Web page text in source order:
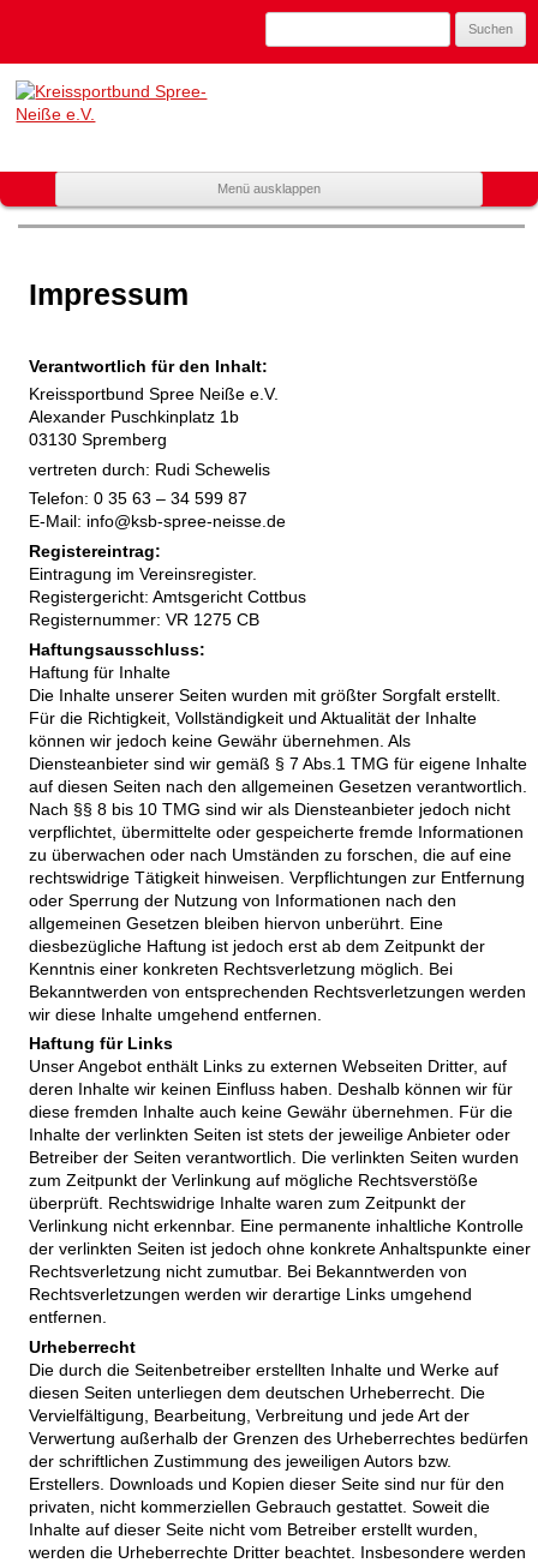
nach:
Kreissportbund
Spree-Neiße
Mitglied
Brandenburg
Menü ausklappen
Inhalt
Impressum
Verantwortlich für den Inhalt:
Kreissportbund Spree Neiße e.V.
Alexander Puschkinplatz 1b
03130 Spremberg
vertreten durch: Rudi Schewelis
Telefon: 0 35 63 – 34 599 87
E-Mail: info@ksb-spree-neisse.de
Registereintrag:
Eintragung im Vereinsregister.
Registergericht: Amtsgericht Cottbus
Registernummer: VR 1275 CB
Haftungsausschluss:
Haftung für Inhalte
Die Inhalte unserer Seiten wurden mit größter Sorgfalt erstellt.
Für die Richtigkeit, Vollständigkeit und Aktualität der Inhalte
können wir jedoch keine Gewähr übernehmen. Als
Diensteanbieter sind wir gemäß § 7 Abs.1 TMG für eigene Inhalte
auf diesen Seiten nach den allgemeinen Gesetzen verantwortlich.
Nach §§ 8 bis 10 TMG sind wir als Diensteanbieter jedoch nicht
verpflichtet, übermittelte oder gespeicherte fremde Informationen
zu überwachen oder nach Umständen zu forschen, die auf eine
rechtswidrige Tätigkeit hinweisen. Verpflichtungen zur Entfernung
oder Sperrung der Nutzung von Informationen nach den
allgemeinen Gesetzen bleiben hiervon unberührt. Eine
diesbezügliche Haftung ist jedoch erst ab dem Zeitpunkt der
Kenntnis einer konkreten Rechtsverletzung möglich. Bei
Bekanntwerden von entsprechenden Rechtsverletzungen werden
wir diese Inhalte umgehend entfernen.
Haftung für Links
Unser Angebot enthält Links zu externen Webseiten Dritter, auf
deren Inhalte wir keinen Einfluss haben. Deshalb können wir für
diese fremden Inhalte auch keine Gewähr übernehmen. Für die
Inhalte der verlinkten Seiten ist stets der jeweilige Anbieter oder
Betreiber der Seiten verantwortlich. Die verlinkten Seiten wurden
zum Zeitpunkt der Verlinkung auf mögliche Rechtsverstöße
überprüft. Rechtswidrige Inhalte waren zum Zeitpunkt der
Verlinkung nicht erkennbar. Eine permanente inhaltliche Kontrolle
der verlinkten Seiten ist jedoch ohne konkrete Anhaltspunkte einer
Rechtsverletzung nicht zumutbar. Bei Bekanntwerden von
Rechtsverletzungen werden wir derartige Links umgehend
entfernen.
Urheberrecht
Die durch die Seitenbetreiber erstellten Inhalte und Werke auf
diesen Seiten unterliegen dem deutschen Urheberrecht. Die
Vervielfältigung, Bearbeitung, Verbreitung und jede Art der
Verwertung außerhalb der Grenzen des Urheberrechtes bedürfen
der schriftlichen Zustimmung des jeweiligen Autors bzw.
Erstellers. Downloads und Kopien dieser Seite sind nur für den
privaten, nicht kommerziellen Gebrauch gestattet. Soweit die
Inhalte auf dieser Seite nicht vom Betreiber erstellt wurden,
werden die Urheberrechte Dritter beachtet. Insbesondere werden